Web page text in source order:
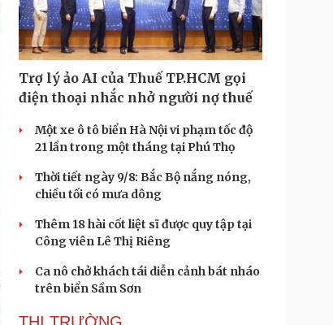
Trợ lý ảo AI của Thuế TP.HCM gọi
điện thoại nhắc nhở người nợ thuế
Một xe ô tô biển Hà Nội vi phạm tốc độ
21 lần trong một tháng tại Phú Thọ
Thời tiết ngày 9/8: Bắc Bộ nắng nóng,
chiều tối có mưa dông
Thêm 18 hài cốt liệt sĩ được quy tập tại
Công viên Lê Thị Riêng
Ca nô chở khách tái diễn cảnh bát nháo
trên biển Sầm Sơn